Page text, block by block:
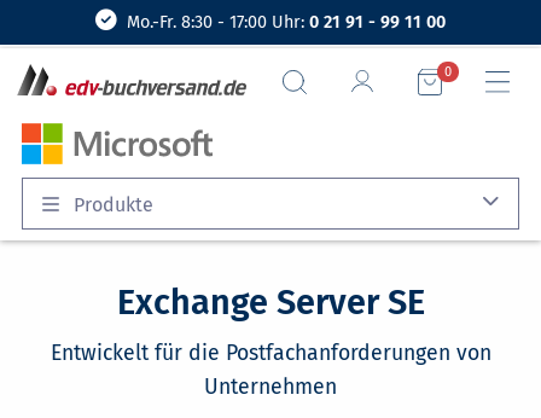
Mo.-Fr. 8:30 - 17:00 Uhr: 0 21 91 - 99 11 00
0
Produkte
Exchange Server SE
Entwickelt für die Postfachanforderungen von
Unternehmen